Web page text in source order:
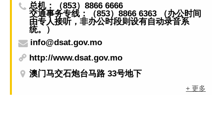
总机：（853）8866 6666
交通事务专线：（853）8866 6363 （办公时间
由专人接听，非办公时段则设有自动录音系
统。）
info@dsat.gov.mo
http://www.dsat.gov.mo
澳门马交石炮台马路 33号地下
+ 更多